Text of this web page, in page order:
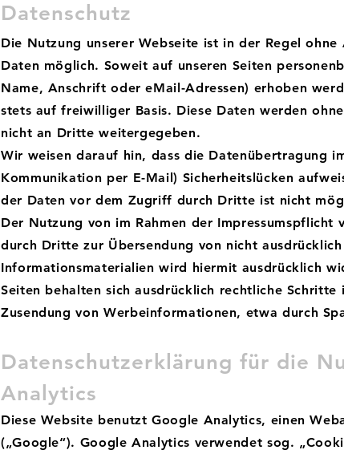
Datenschutz
Die Nutzung unserer Webseite ist in der Regel ohne
Daten möglich. Soweit auf unseren Seiten
Name, Anschrift oder eMail-Adressen) erhoben
stets auf freiwilliger Basis. Diese Daten werden
nicht an Dritte weitergegeben.
Wir weisen darauf hin, dass die Datenübertragung
Kommunikation per E-Mail) Sicherheitslücken
der Daten vor dem Zugriff durch Dritte ist nicht
Der Nutzung von im Rahmen der
durch Dritte zur Übersendung von nicht
Informationsmaterialien wird hiermit ausdrücklich
Seiten behalten sich ausdrücklich rechtliche Schritte
Zusendung von Werbeinformationen, etwa durch
Datenschutzerklärung für die
Analytics
Diese Website benutzt Google Analytics, einen
(„Google“). Google Analytics verwendet sog.